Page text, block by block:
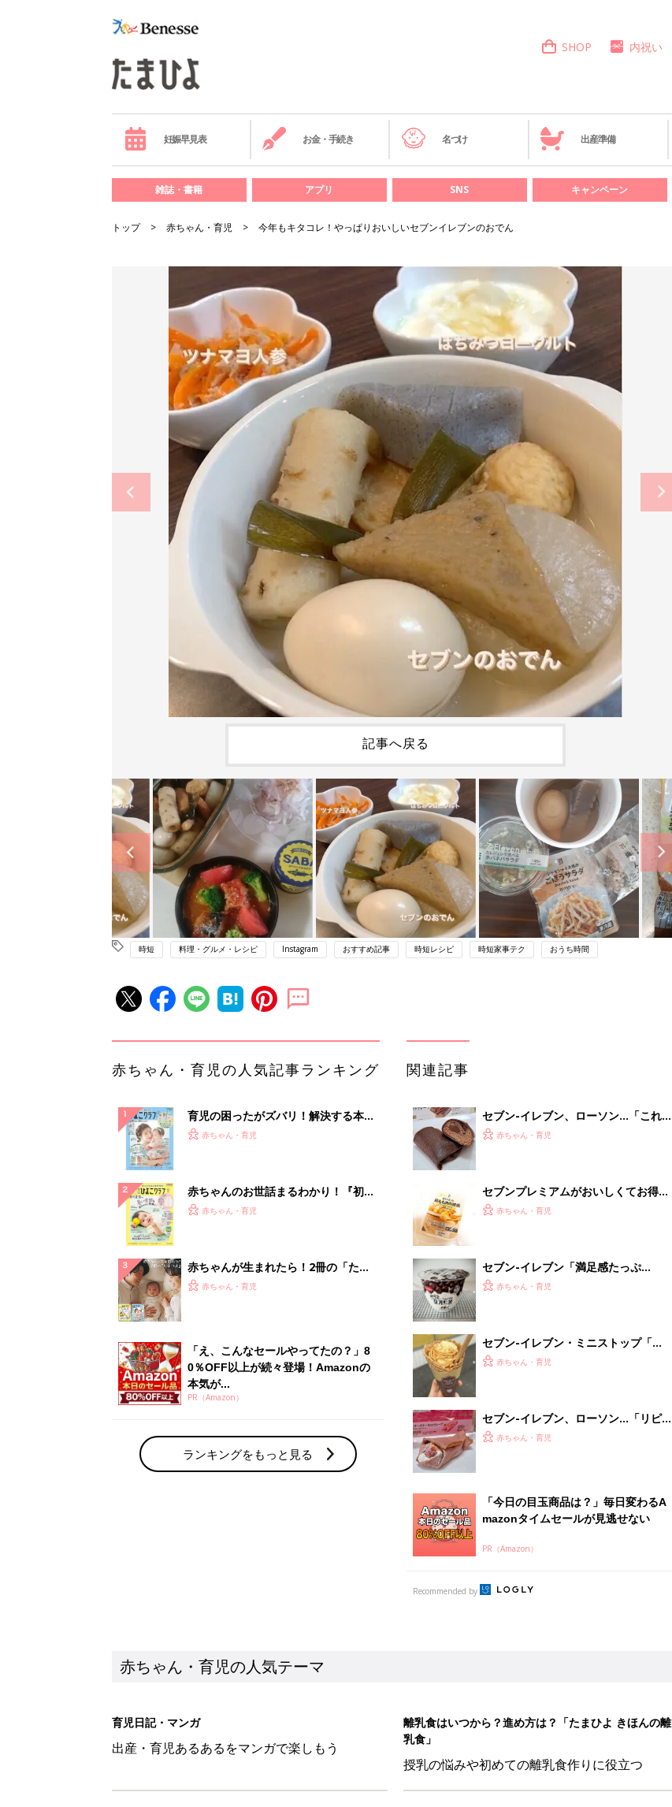
SHOP 内祝い
妊娠早見表 お金・手続き 名づけ 出産準備
雑誌・書籍 アプリ SNS キャンペーン
トップ 赤ちゃん・育児 今年もキタコレ！やっぱりおいしいセブンイレブンのおでん
記事へ戻る
時短 料理・グルメ・レシピ Instagram おすすめ記事 時短レシピ 時短家事テク おうち時間
赤ちゃん・育児の人気記事ランキング
育児の困ったがズバリ！解決する本
『ひよこクラブ 夏号』 4カ月～2才
赤ちゃん・育児
赤ちゃんのお世話まるわかり！『初め
てのひよこクラブ 夏号』〈巻頭大特
赤ちゃん・育児
赤ちゃんが生まれたら！2冊の「たま
ひよ」
赤ちゃん・育児
「え、こんなセールやってたの？」8
0％OFF以上が続々登場！Amazonの
本気が...
PR（Amazon）
ランキングをもっと見る
関連記事
セブン-イレブン、ローソン…「これ
はリピしたい」「贅沢すぎ」話題のチ
赤ちゃん・育児
セブンプレミアムがおいしくてお得！
最新おすすめ4選
赤ちゃん・育児
セブン-イレブン「満足感たっぷ
り！」「美味しすぎて止まらない！」
赤ちゃん・育児
セブン-イレブン・ミニストップ「ね
っとり＆なめらかで美味しい！」「リ
赤ちゃん・育児
セブン-イレブン、ローソン…「リピ
買い必須」「絶妙なバランスがたまら
赤ちゃん・育児
「今日の目玉商品は？」毎日変わるA
mazonタイムセールが見逃せない
PR（Amazon）
Recommended by
赤ちゃん・育児の人気テーマ
育児日記・マンガ
出産・育児あるあるをマンガで楽しもう
離乳食はいつから？進め方は？「たまひよ きほんの離
乳食」
授乳の悩みや初めての離乳食作りに役立つ